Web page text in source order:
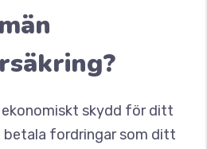
ekonomiskt skydd för ditt
fordringar som ditt